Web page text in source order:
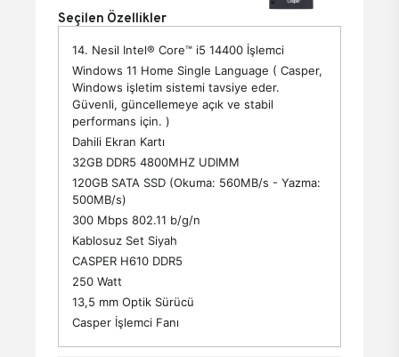
Seçilen Özellikler
14. Nesil Intel® Core™ i5 14400 İşlemci
Windows 11 Home Single Language ( Casper,
Windows işletim sistemi tavsiye eder.
Güvenli, güncellemeye açık ve stabil
performans için. )
Dahili Ekran Kartı
32GB DDR5 4800MHZ UDIMM
120GB SATA SSD (Okuma: 560MB/s - Yazma:
500MB/s)
300 Mbps 802.11 b/g/n
Kablosuz Set Siyah
CASPER H610 DDR5
250 Watt
13,5 mm Optik Sürücü
Casper İşlemci Fanı